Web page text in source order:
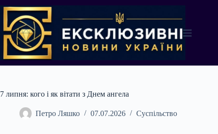
до
вмісту
7 липня: кого і як вітати з Днем ангела
Петро Ляшко 07.07.2026 Суспільство